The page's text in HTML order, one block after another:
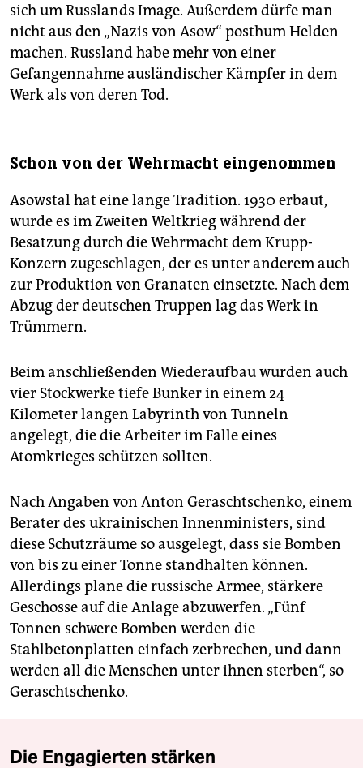
sich um Russlands Image. Außerdem dürfe man
nicht aus den „Nazis von Asow“ posthum Helden
machen. Russland habe mehr von einer
Gefangennahme ausländischer Kämpfer in dem
Werk als von deren Tod.
Schon von der Wehrmacht eingenommen
Asowstal hat eine lange Tradition. 1930 erbaut,
wurde es im Zweiten Weltkrieg während der
Besatzung durch die Wehrmacht dem Krupp-
Konzern zugeschlagen, der es unter anderem auch
zur Produktion von Granaten einsetzte. Nach dem
Abzug der deutschen Truppen lag das Werk in
Trümmern.
Beim anschließenden Wiederaufbau wurden auch
vier Stockwerke tiefe Bunker in einem 24
Kilometer langen Labyrinth von Tunneln
angelegt, die die Arbeiter im Falle eines
Atomkrieges schützen sollten.
Nach Angaben von Anton Geraschtschenko, einem
Berater des ukrainischen Innenministers, sind
diese Schutzräume so ausgelegt, dass sie Bomben
von bis zu einer Tonne standhalten können.
Allerdings plane die russische Armee, stärkere
Geschosse auf die Anlage abzuwerfen. „Fünf
Tonnen schwere Bomben werden die
Stahlbetonplatten einfach zerbrechen, und dann
werden all die Menschen unter ihnen sterben“, so
Geraschtschenko.
Die Engagierten stärken